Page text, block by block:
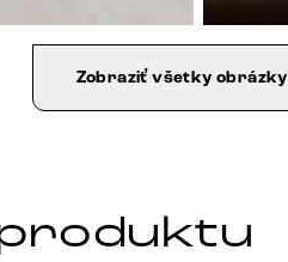
Zobraziť všetky obrázky